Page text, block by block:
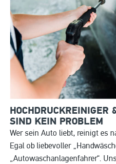
HOCHDRUCKREINIGER
IND KEIN PROBLEM
Wer sein Auto liebt, reinigt es
Egal ob liebevoller
„Autowaschanlagenfahrer“.